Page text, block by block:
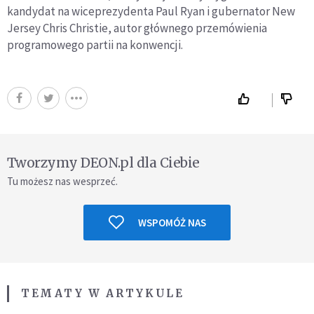
kandydat na wiceprezydenta Paul Ryan i gubernator New
Jersey Chris Christie, autor głównego przemówienia
programowego partii na konwencji.
Tworzymy DEON.pl dla Ciebie
Tu możesz nas wesprzeć.
WSPOMÓŻ NAS
TEMATY W ARTYKULE